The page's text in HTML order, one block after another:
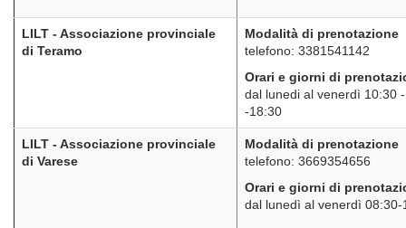
LILT - Associazione provinciale
di Teramo
Modalità di prenotazione
telefono: 3381541142
Orari e giorni di
dal lunedi al venerdì 10:30
-18:30
LILT - Associazione provinciale
di Varese
Modalità di prenotazione
telefono: 3669354656
Orari e giorni di
dal lunedì al venerdì 08:30-